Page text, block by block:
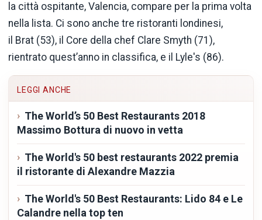
la città ospitante, Valencia, compare per la prima volta
nella lista. Ci sono anche tre ristoranti londinesi,
il Brat (53), il Core della chef Clare Smyth (71),
rientrato quest’anno in classifica, e il Lyle's (86).
LEGGI ANCHE
The World’s 50 Best Restaurants 2018
Massimo Bottura di nuovo in vetta
The World's 50 best restaurants 2022 premia
il ristorante di Alexandre Mazzia
The World's 50 Best Restaurants: Lido 84 e Le
Calandre nella top ten